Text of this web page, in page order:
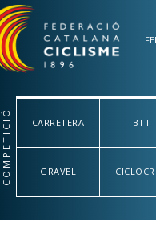
COMPETICIÓ CARRETERA BTT
GRAVEL